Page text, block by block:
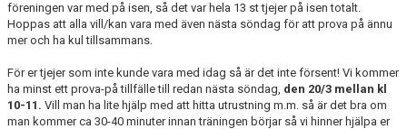
föreningen var med på isen, så det var hela 13 st tjejer på isen totalt.
Hoppas att alla vill/kan vara med även nästa söndag för att prova på ännu
mer och ha kul tillsammans.
För er tjejer som inte kunde vara med idag så är det inte försent! Vi kommer
ha minst ett prova-på tillfälle till redan nästa söndag, den 20/3 mellan kl
10-11. Vill man ha lite hjälp med att hitta utrustning m.m. så är det bra om
man kommer ca 30-40 minuter innan träningen börjar så vi hinner hjälpa er